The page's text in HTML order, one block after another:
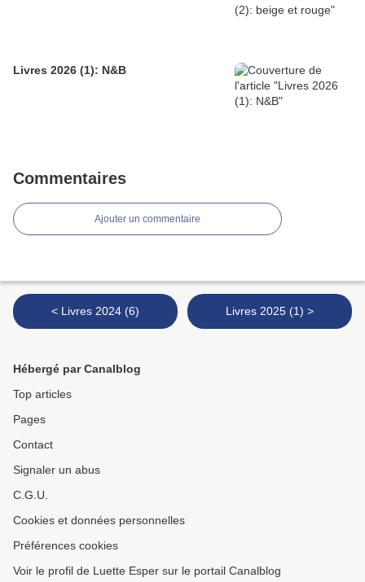
Livres 2026 (1): N&B
Commentaires
Ajouter un commentaire
< Livres 2024 (6) Livres 2025 (1) >
Hébergé par Canalblog
Top articles
Pages
Contact
Signaler un abus
C.G.U.
Cookies et données personnelles
Préférences cookies
Voir le profil de Luette Esper sur le portail Canalblog